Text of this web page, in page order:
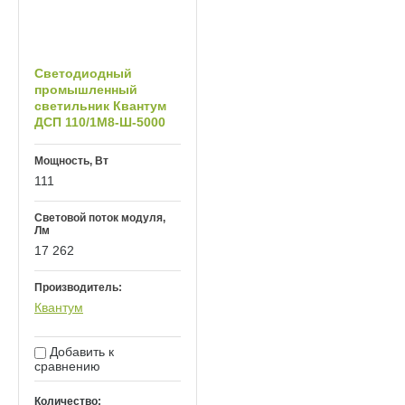
Светодиодный
промышленный
светильник Квантум
ДСП 110/1М8-Ш-5000
Мощность, Вт
111
Световой поток модуля,
Лм
17 262
Производитель:
Квантум
Добавить к
сравнению
Количество: